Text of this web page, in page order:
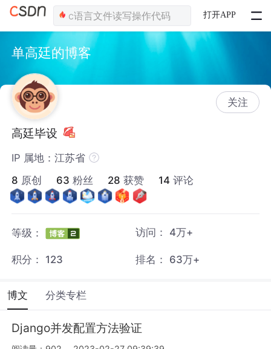
打开APP
单高廷的博客
关注
高廷毕设
IP 属地：江苏省
8 原创 63 粉丝 28 获赞 14 评论
等级： 访问： 4万+
积分： 123 排名： 63万+
博文 分类专栏
Django并发配置方法验证